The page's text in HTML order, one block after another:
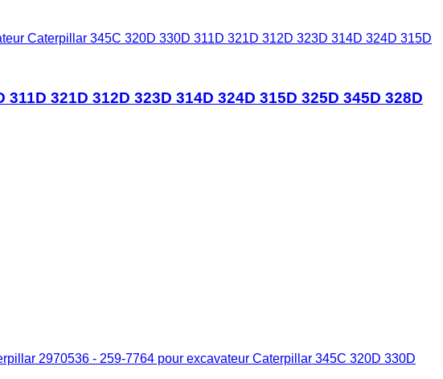
Caterpillar 345C 320D 330D 311D 321D 312D 323D 314D 324D 315D
321D 312D 323D 314D 324D 315D 325D 345D 328D
2970536 - 259-7764 pour excavateur Caterpillar 345C 320D 330D